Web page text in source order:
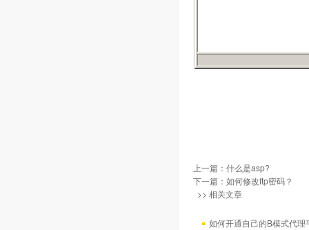
上一篇： 什么是asp?
下一篇： 如何修改ftp密码？
>> 相关文章
如何开通自己的B模式代理